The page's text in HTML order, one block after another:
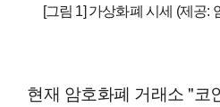
[그림 1] 가상화폐 시세 (제공:
현재 암호화폐 거래소 "코